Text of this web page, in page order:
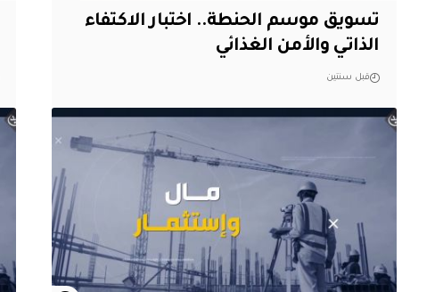
تسويق موسم الحنطة.. اختبار الاكتفاء
الذاتي والأمن الغذائي
قبل سنتين